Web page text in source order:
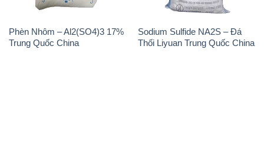
Phèn Nhôm – Al2(SO4)3 17%
Trung Quốc China
Sodium Sulfide NA2S – Đá
Thối Liyuan Trung Quốc China